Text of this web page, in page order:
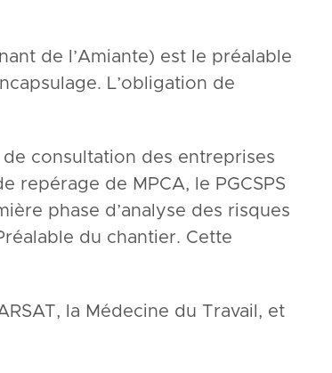
de l’Amiante) est le préalable
L’obligation de
consultation des entreprises
repérage de MPCA, le PGCSPS
phase d’analyse des risques
du chantier. Cette
la Médecine du Travail, et